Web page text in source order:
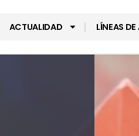
ACTUALIDAD LÍNEAS